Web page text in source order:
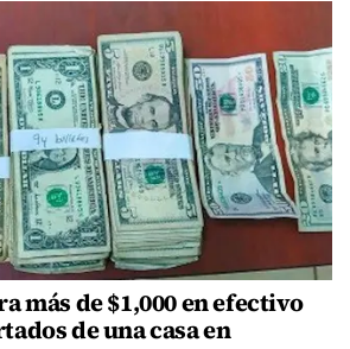
más de $1,000 en efectivo
de una casa en